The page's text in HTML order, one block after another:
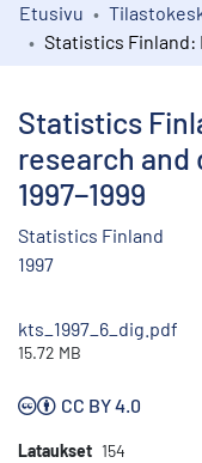
Kokoelmat
Etusivu
Statistics
research and
1997−1999
Statistics Finland
1997
kts_1997_6_dig.pdf
15.72 MB
CC BY 4.0
Lataukset 154